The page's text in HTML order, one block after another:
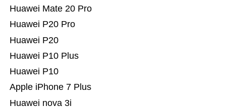
Huawei nova 3i
Apple iPhone 7 Plus
Huawei P10
Huawei P10 Plus
Huawei P20
Huawei P20 Pro
Huawei Mate 20 Pro